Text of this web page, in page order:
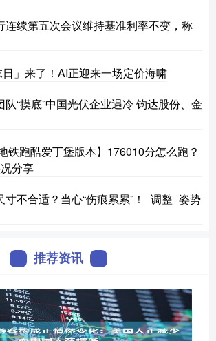
连续第五次会议维持基准利率不变，称
」来了！AI正迎来一场定价海啸
“摸底”中国光伏企业遇冷 钧达股份、金
铁跑酷爱丁堡版本】176010分怎么跑？
分享
不合适？当心“伤痕累累”！_调整_姿势
推荐资讯